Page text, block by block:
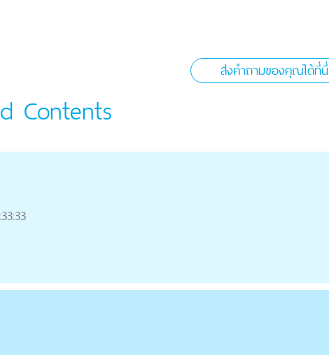
ส่งคำถามของคุณได้ที่นี่
Contents